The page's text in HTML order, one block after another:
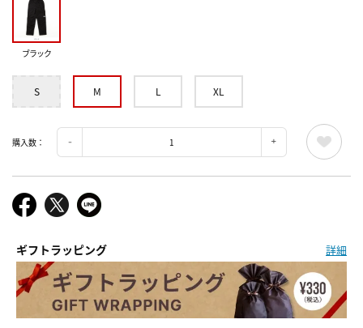
ブラック
S M L XL
購入数：
ギフトラッピング 詳細